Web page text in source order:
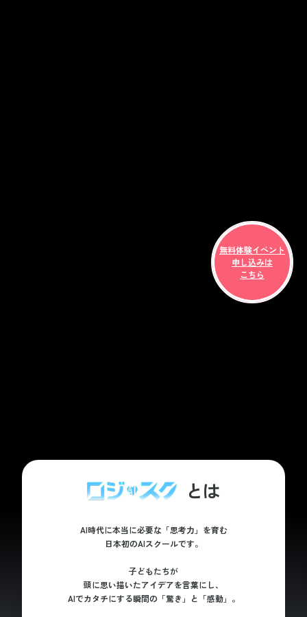
無料体験イベント
申し込みは
こちら
とは
AI時代に本当に必要な「思考力」を育む
日本初のAIスクールです。
子どもたちが
頭に思い描いたアイデアを言葉にし、
AIでカタチにする瞬間の「驚き」と「感動」。